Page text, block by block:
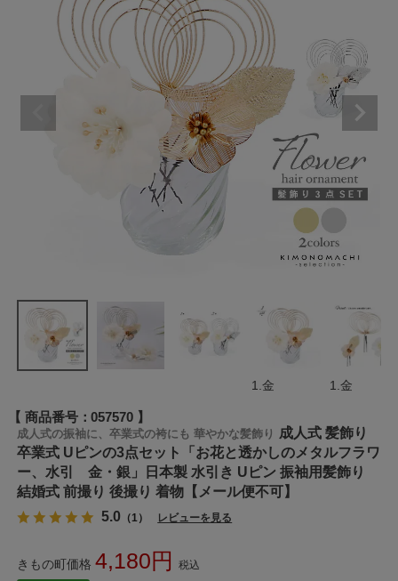
1.金 1.金
商品番号 057570
成人式の振袖に、卒業式の袴にも 華やかな髪飾り
成人式 髪飾り
卒業式 Uピンの3点セット「お花と透かしのメタルフラワ
ー、水引 金・銀」日本製 水引き Uピン 振袖用髪飾り
結婚式 前撮り 後撮り 着物【メール便不可】
5.0 （1） レビューを見る
きもの町価格 4,180 税込